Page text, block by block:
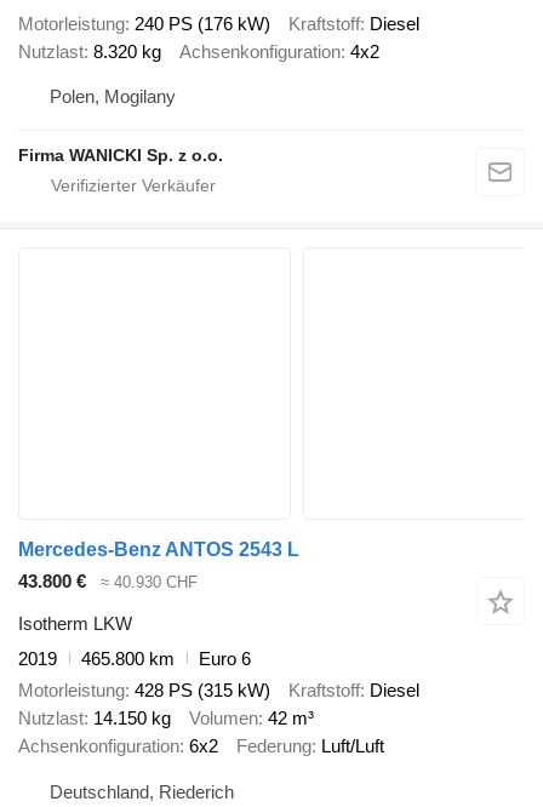
Motorleistung 240 PS (176 kW) Kraftstoff Diesel
Nutzlast 8.320 kg Achsenkonfiguration 4x2
Polen, Mogilany
Firma WANICKI Sp. z o.o.
Mercedes-Benz ANTOS 2543 L
43.800 €
≈ 40.930 CHF
Isotherm LKW
2019
465.800 km
Euro 6
Motorleistung 428 PS (315 kW) Kraftstoff Diesel
Nutzlast 14.150 kg Volumen 42 m³
Achsenkonfiguration 6x2 Federung Luft/Luft
Deutschland, Riederich